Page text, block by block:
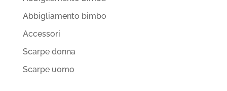
Abbigliamento bimbo
Accessori
Scarpe donna
Scarpe uomo